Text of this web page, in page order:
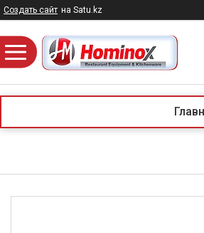
Создать сайт на Satu.kz